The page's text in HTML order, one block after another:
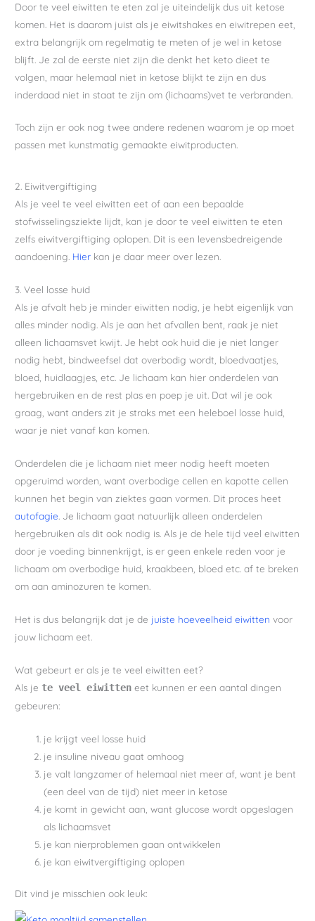
Door te veel eiwitten te eten zal je uiteindelijk dus uit ketose
komen. Het is daarom juist als je eiwitshakes en eiwitrepen eet,
extra belangrijk om regelmatig te meten of je wel in ketose
blijft. Je zal de eerste niet zijn die denkt het keto dieet te
volgen, maar helemaal niet in ketose blijkt te zijn en dus
inderdaad niet in staat te zijn om (lichaams)vet te verbranden.
Toch zijn er ook nog twee andere redenen waarom je op moet
passen met kunstmatig gemaakte eiwitproducten.
2. Eiwitvergiftiging
Als je veel te veel eiwitten eet of aan een bepaalde
stofwisselingsziekte lijdt, kan je door te veel eiwitten te eten
zelfs eiwitvergiftiging oplopen. Dit is een levensbedreigende
aandoening. Hier kan je daar meer over lezen.
3. Veel losse huid
Als je afvalt heb je minder eiwitten nodig, je hebt eigenlijk van
alles minder nodig. Als je aan het afvallen bent, raak je niet
alleen lichaamsvet kwijt. Je hebt ook huid die je niet langer
nodig hebt, bindweefsel dat overbodig wordt, bloedvaatjes,
bloed, huidlaagjes, etc. Je lichaam kan hier onderdelen van
hergebruiken en de rest plas en poep je uit. Dat wil je ook
graag, want anders zit je straks met een heleboel losse huid,
waar je niet vanaf kan komen.
Onderdelen die je lichaam niet meer nodig heeft moeten
opgeruimd worden, want overbodige cellen en kapotte cellen
kunnen het begin van ziektes gaan vormen. Dit proces heet
autofagie. Je lichaam gaat natuurlijk alleen onderdelen
hergebruiken als dit ook nodig is. Als je de hele tijd veel eiwitten
door je voeding binnenkrijgt, is er geen enkele reden voor je
lichaam om overbodige huid, kraakbeen, bloed etc. af te breken
om aan aminozuren te komen.
Het is dus belangrijk dat je de juiste hoeveelheid eiwitten voor
jouw lichaam eet.
Wat gebeurt er als je te veel eiwitten eet?
Als jete veel eiwitten eet kunnen er een aantal dingen
gebeuren:
je krijgt veel losse huid
je insuline niveau gaat omhoog
je valt langzamer of helemaal niet meer af, want je bent
(een deel van de tijd) niet meer in ketose
je komt in gewicht aan, want glucose wordt opgeslagen
als lichaamsvet
je kan nierproblemen gaan ontwikkelen
je kan eiwitvergiftiging oplopen
Dit vind je misschien ook leuk: